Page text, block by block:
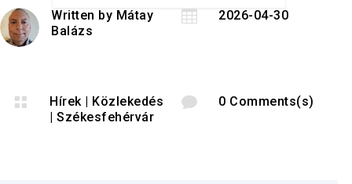
Written by Mátay
Balázs
 2026-04-30
 Hírek| Közlekedés
|Székesfehérvár
 0 Comments(s)